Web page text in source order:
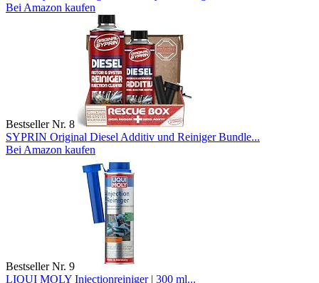
Bei Amazon kaufen
Bestseller Nr. 8
SYPRIN Original Diesel Additiv und Reiniger Bundle...
Bei Amazon kaufen
Bestseller Nr. 9
LIQUI MOLY Injectionreiniger | 300 ml...